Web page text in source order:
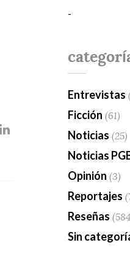
-
Entrevistas
Ficción (61)
Noticias (25)
Noticias
Opinión (3)
Reportajes
Reseñas
Sin